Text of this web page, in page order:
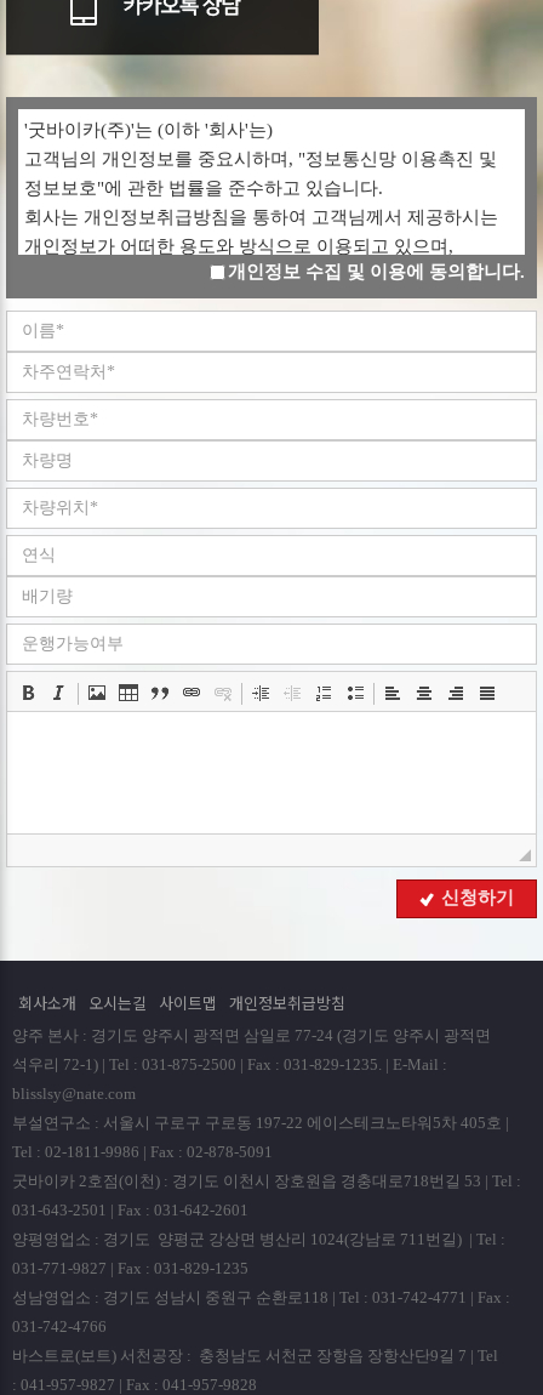
'굿바이카(주)'는 (이하 '회사'는)
고객님의 개인정보를 중요시하며, "정보통신망 이용촉진 및
정보보호"에 관한 법률을 준수하고 있습니다.
회사는 개인정보취급방침을 통하여 고객님께서 제공하시는
개인정보가 어떠한 용도와 방식으로 이용되고 있으며,
개인정보보호를 위해 어떠한 조치가 취해지고 있는지
알려드립니다.
회사는 개인정보취급방침을 개정하는 경우 웹사이트
공지사항(또는 개별공지)을 통하여 공지할 것입니다.
ο 본 방침은 : 2008 년 05 월 02 일 부터 시행됩니다.
■ 수집하는 개인정보 항목
회사는 회원가입, 상담, 서비스 신청 등등을 위해 아래와 같은
개인정보를 수집하고 있습니다.
ο 수집항목 : 이름 , 로그인ID , 비밀번호 , 휴대전화번호 ,
이메일 , 회사명 , 서비스 이용기록 , 쿠키 , 접속 IP 정보
ο 개인정보 수집방법 : 홈페이지(www.goodbyecar.co.kr)
■ 개인정보의 수집 및 이용목적
회사는 수집한 개인정보를 다음의 목적을 위해 활용합니다..
ο 서비스 제공에 관한 계약 이행 및 서비스 제공에 따른
회사는 원칙적으로 개인정보 수집 및 이용목적이 달성된
ο 파기절차
회원님이 회원가입 등을 위해 입력하신 정보는 회원탈퇴시
곧바로 데이타베이스 완전 삭제됩니다.
ο 파기방법
- 전자적 파일형태로 저장된 개인정보는 기록을 재생할 수
없는 기술적 방법을 사용하여 삭제합니다.
■ 개인정보 제공
회사는 이용자의 개인정보를 원칙적으로 외부에 제공하지
않습니다. 다만, 아래의 경우에는 예외로 합니다.
- 이용자들이 사전에 동의한 경우
- 법령의 규정에 의거하거나, 수사 목적으로 법령에 정해진
개인정보 수집 및 이용에 동의합니다.
신청하기
회사소개 오시는길 사이트맵 개인정보취급방침
양주 본사 : 경기도 양주시 광적면 삼일로 77-24 (경기도 양주시 광적면
석우리 72-1) | Tel : 031-875-2500 | Fax : 031-829-1235. | E-Mail :
blisslsy@nate.com
부설연구소 : 서울시 구로구 구로동 197-22 에이스테크노타워5차 405호 |
Tel : 02-1811-9986 | Fax : 02-878-5091
굿바이카 2호점(이천) : 경기도 이천시 장호원읍 경충대로718번길 53 | Tel :
031-643-2501 | Fax : 031-642-2601
양평영업소 : 경기도 양평군 강상면 병산리 1024(강남로 711번길) | Tel :
031-771-9827 | Fax : 031-829-1235
성남영업소 : 경기도 성남시 중원구 순환로118 | Tel : 031-742-4771 | Fax :
031-742-4766
바스트로(보트) 서천공장 : 충청남도 서천군 장항읍 장항산단9길 7 | Tel
: 041-957-9827 | Fax : 041-957-9828